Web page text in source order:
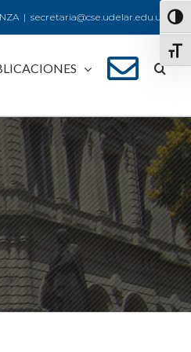
| secretaria@cse.udelar.edu.uy